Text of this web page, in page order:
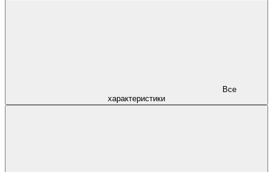
характеристики